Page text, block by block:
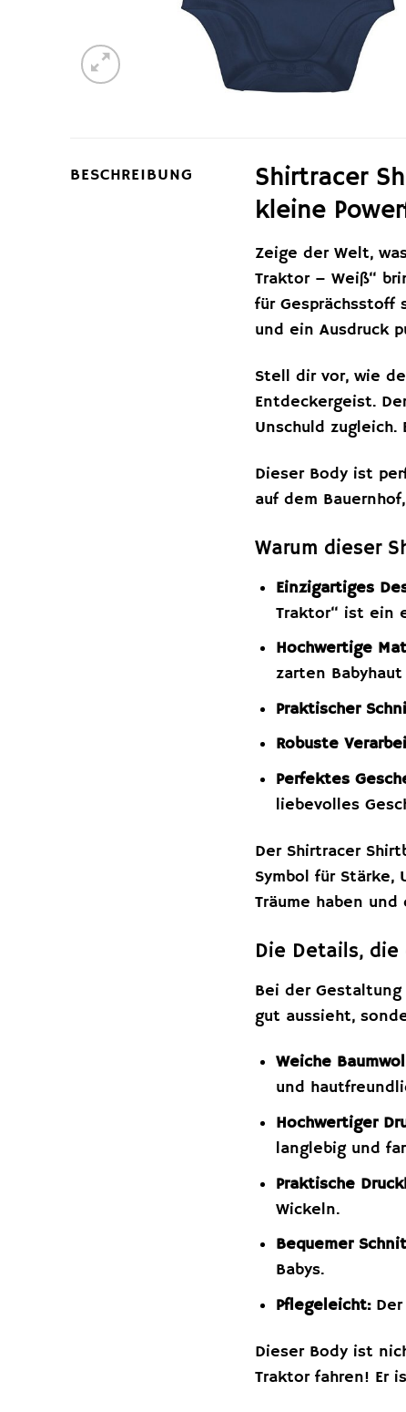
BESCHREIBUNG
Shirtracer
kleine
Zeige der Welt,
Traktor – Weiß“
für
und ein Ausdruck
Stell dir vor, wie
Entdeckergeist.
Unschuld
Dieser Body ist
auf dem
Warum dieser
Einzigartiges
Traktor“ ist ein
Hochwertige
zarten
Praktischer
Robuste
Perfektes
liebevolles
Der Shirtracer
Symbol für Stärke,
Träume haben
Die Details,
Bei der
gut aussieht,
Weiche
und
Hochwertiger
langlebig und
Praktische
Wickeln.
Bequemer
Babys.
Pflegeleicht:Der
Dieser Body ist
Traktor fahren! Er